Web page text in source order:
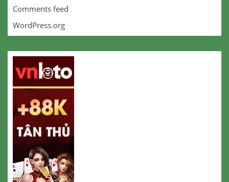
Comments feed
WordPress.org